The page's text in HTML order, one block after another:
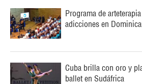
Programa de
adicciones en
Cuba brilla con oro y
ballet en Sudáfrica